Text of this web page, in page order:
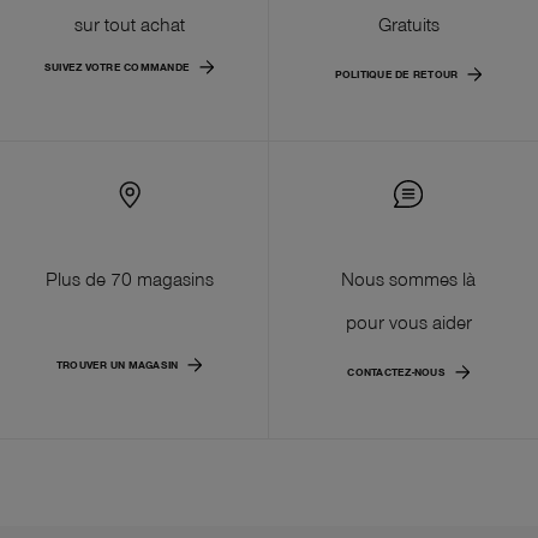
sur tout achat
SUIVEZ VOTRE COMMANDE
Gratuits
POLITIQUE DE RETOUR
Plus de 70 magasins
TROUVER UN MAGASIN
Nous sommes là
pour vous aider
CONTACTEZ-NOUS